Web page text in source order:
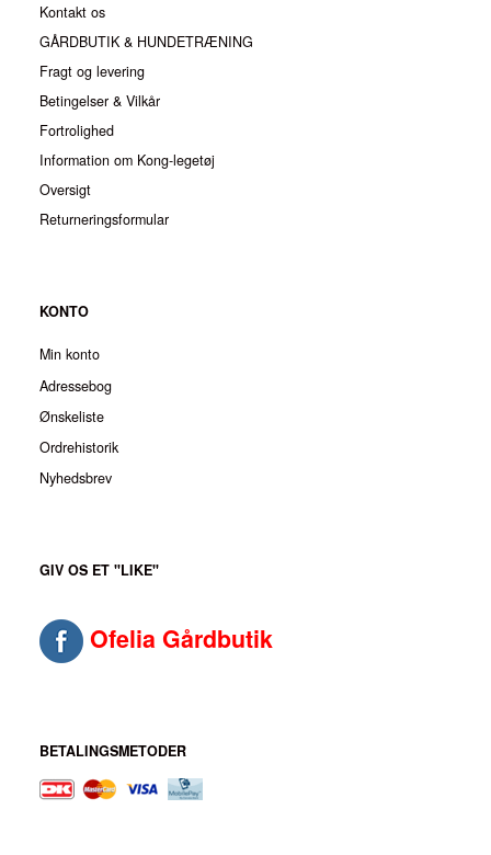
Kontakt os
GÅRDBUTIK & HUNDETRÆNING
Fragt og levering
Betingelser & Vilkår
Fortrolighed
Information om Kong-legetøj
Oversigt
Returneringsformular
KONTO
Min konto
Adressebog
Ønskeliste
Ordrehistorik
Nyhedsbrev
GIV OS ET "LIKE"
Ofelia Gårdbutik
BETALINGSMETODER